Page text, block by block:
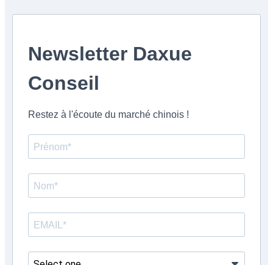
Newsletter Daxue
Conseil
Restez à l'écoute du marché chinois !